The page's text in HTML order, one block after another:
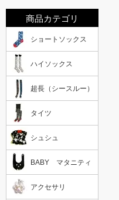
商品カテゴリ
ショートソックス
ハイソックス
超長（シースルー）
タイツ
シュシュ
BABY マタニティ
アクセサリ